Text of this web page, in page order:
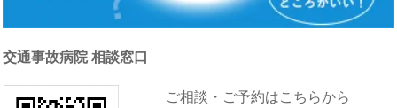
交通事故病院 相談窓口
ご相談・ご予約はこちらから